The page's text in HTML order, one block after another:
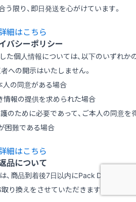
う限り、即日発送を心がけています。
細はこちら
バシーポリシー
た個人情報については、以下のいずれか
への開示はいたしません。
人の同意がある場合
情報の提供を求められた場合
のために必要であって、ご本人の同意を
困難である場合
細はこちら
品について
、商品到着後7日以内にPack Depotへご
り換えをさせていただきます。